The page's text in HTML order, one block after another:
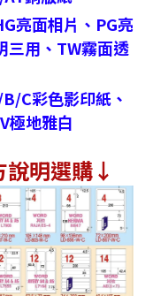
亮面相片、 PG亮
三用、 TW霧面透
C彩色影印紙、
V極地雅白
說明選購↓